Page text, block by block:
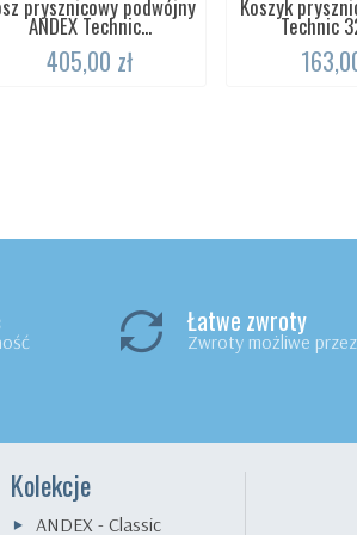
prysznicowy podwójny
ANDEX Technic...
405,00 zł
Koszyk
Technic
Łatwe zwroty
Zwroty możliwe
Kolekcje
ANDEX - Classic